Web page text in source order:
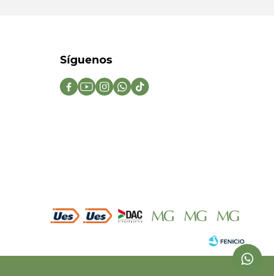
Síguenos
    